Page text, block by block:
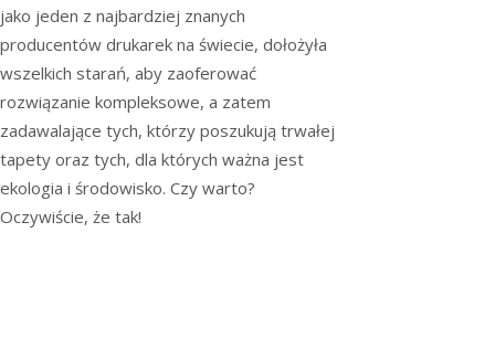
jako jeden z najbardziej znanych
producentów drukarek na świecie, dołożyła
wszelkich starań, aby zaoferować
rozwiązanie kompleksowe, a zatem
zadawalające tych, którzy poszukują trwałej
tapety oraz tych, dla których ważna jest
ekologia i środowisko. Czy warto?
Oczywiście, że tak!